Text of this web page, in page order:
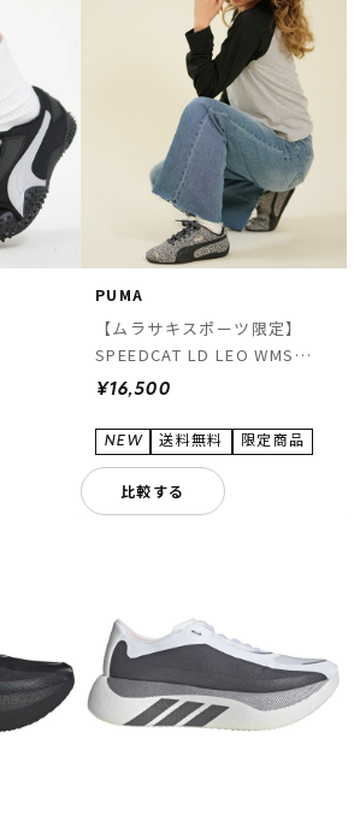
PUMA
【ムラサキスポーツ限定】
SPEEDCAT LD LEO WMS
408393
¥16,500
比較する